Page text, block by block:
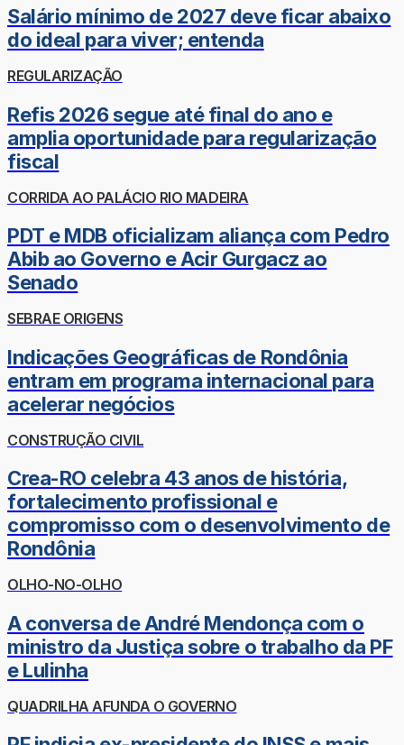
Salário mínimo de 2027 deve ficar abaixo
do ideal para viver; entenda
REGULARIZAÇÃO
Refis 2026 segue até final do ano e
amplia oportunidade para regularização
fiscal
CORRIDA AO PALÁCIO RIO MADEIRA
PDT e MDB oficializam aliança com Pedro
Abib ao Governo e Acir Gurgacz ao
Senado
SEBRAE ORIGENS
Indicações Geográficas de Rondônia
entram em programa internacional para
acelerar negócios
CONSTRUÇÃO CIVIL
Crea-RO celebra 43 anos de história,
fortalecimento profissional e
compromisso com o desenvolvimento de
Rondônia
OLHO-NO-OLHO
A conversa de André Mendonça com o
ministro da Justiça sobre o trabalho da PF
e Lulinha
QUADRILHA AFUNDA O GOVERNO